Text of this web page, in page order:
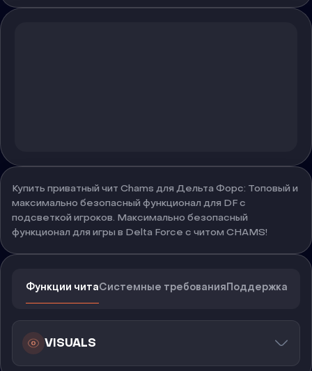
Купить приватный чит Chams для Дельта Форс: Топовый и
максимально безопасный функционал для DF с
подсветкой игроков. Максимально безопасный
функционал для игры в Delta Force с читом CHAMS!
Функции читаСистемные требованияПоддержка
VISUALS